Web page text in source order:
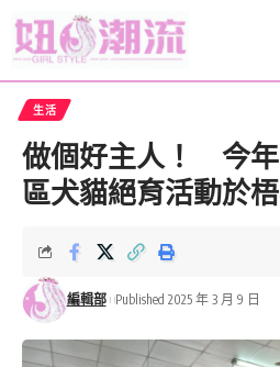
生活
做個好主人！ 今
區犬貓絕育活動於
編輯部 Published 2025 年 3 月 9 日